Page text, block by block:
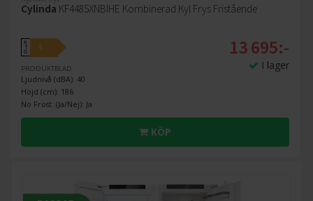
Cylinda KF4485XNBIHE Kombinerad Kyl Frys Fristående
A
↑
G
E
PRODUKTBLAD
Ljudnivå (dBA): 40
Höjd (cm): 186
No Frost: (Ja/Nej): Ja
13 695:-
I lager
KÖP